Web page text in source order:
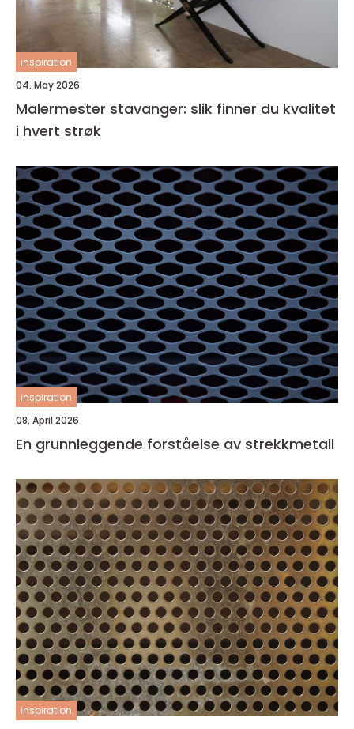
inspiration
04. May 2026
Malermester stavanger: slik finner du kvalitet
i hvert strøk
inspiration
08. April 2026
En grunnleggende forståelse av strekkmetall
inspiration